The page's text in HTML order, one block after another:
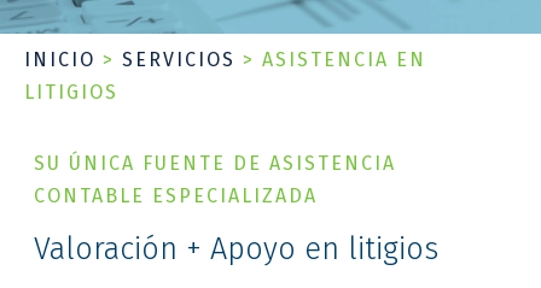
INICIO > SERVICIOS > ASISTENCIA EN
LITIGIOS
SU ÚNICA FUENTE DE ASISTENCIA
CONTABLE ESPECIALIZADA
Valoración + Apoyo en litigios